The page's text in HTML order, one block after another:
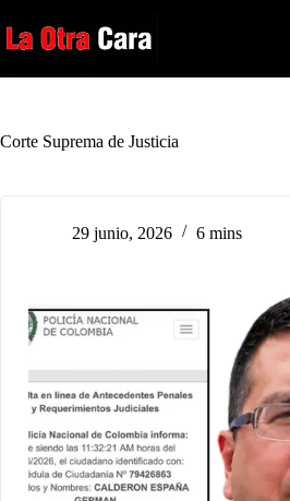
al
contenido
Corte Suprema de Justicia
29 junio, 2026 6 mins